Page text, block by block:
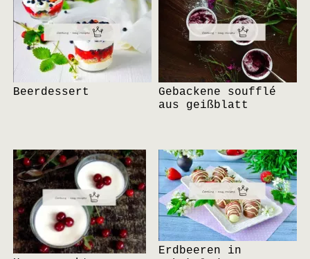
Beerdessert
Gebackene soufflé
aus geißblatt
Erdbeeren in